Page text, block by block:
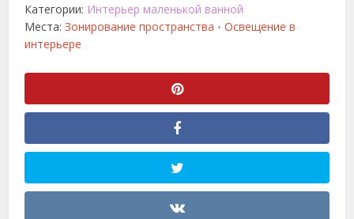
Категории: Интерьер маленькой ванной
Места:Зонирование пространства • Освещение в
интерьере